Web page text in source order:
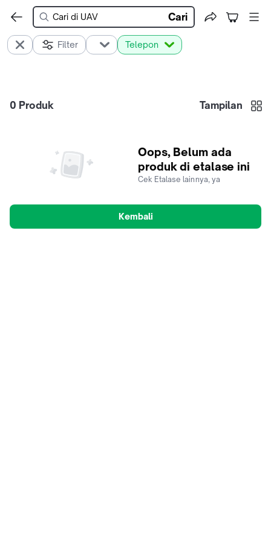
Cari
Filter Telepon
0 Produk Tampilan
Oops, Belum ada
produk di etalase ini
Cek Etalase lainnya, ya
Kembali